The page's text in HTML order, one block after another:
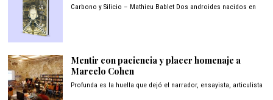
Carbono y Silicio – Mathieu Bablet Dos androides nacidos en
Mentir con paciencia y placer homenaje a
Marcelo Cohen
Profunda es la huella que dejó el narrador, ensayista, articulista